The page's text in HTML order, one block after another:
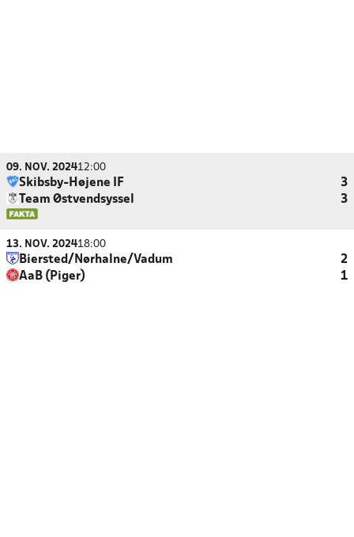
09. NOV. 202412:00
Skibsby-Højene IF
3
Team Østvendsyssel
3
13. NOV. 202418:00
Biersted/Nørhalne/Vadum
2
AaB (Piger)
1